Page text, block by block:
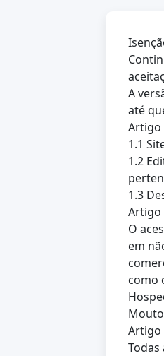
A
até
Artigo
1.1
1.2
1.3
Artigo
O
em
como
Artigo